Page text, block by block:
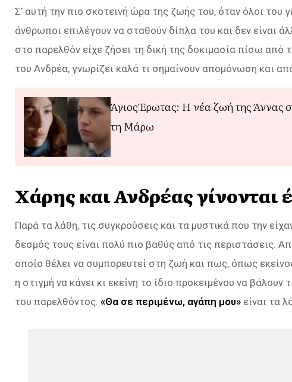
Σ’ αυτή την πιο σκοτεινή ώρα της ζωής του, όταν όλοι του
άνθρωποι επιλέγουν να σταθούν δίπλα του και δεν είναι
στο παρελθόν είχε ζήσει τη δική της δοκιμασία πίσω από
του Ανδρέα, γνωρίζει καλά τι σημαίνουν απομόνωση και
Άγιος Έρωτας: Η νέα ζωή της Άννας
τη Μάρω
Χάρης και Ανδρέας γίνονται
Παρά τα λάθη, τις συγκρούσεις και τα μυστικά που την
δεσμός τους είναι πολύ πιο βαθύς από τις περιστάσεις.
οποίο θέλει να συμπορευτεί στη ζωή και πως, όπως
η στιγμή να κάνει κι εκείνη το ίδιο προκειμένου να
του παρελθόντος. «Θα σε περιμένω, αγάπη μου» είναι τα